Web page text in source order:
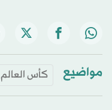
مواضيع كأس العالم